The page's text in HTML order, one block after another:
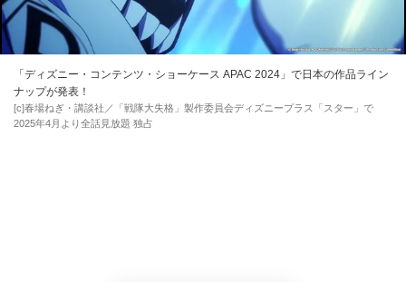
「ディズニー・コンテンツ・ショーケース APAC 2024」で日本の作品ライン
ナップが発表！
[c]春場ねぎ・講談社／「戦隊大失格」製作委員会ディズニープラス「スター」で
2025年4月より全話見放題 独占